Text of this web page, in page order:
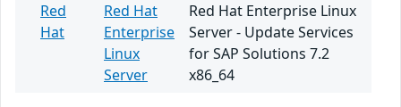
Red
Hat
Red Hat
Enterprise
Linux
Server
Red Hat Enterprise Linux
Server - Update Services
for SAP Solutions 7.2
x86_64